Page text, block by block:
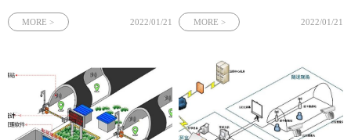
助于实现煤矿安全生产、稳定创收和提
MORE > 2022/01/21
术、无线通信技术和互联网技术构成的
井下人员位置定位、人员分布及动态反
馈等
MORE > 2022/01/21